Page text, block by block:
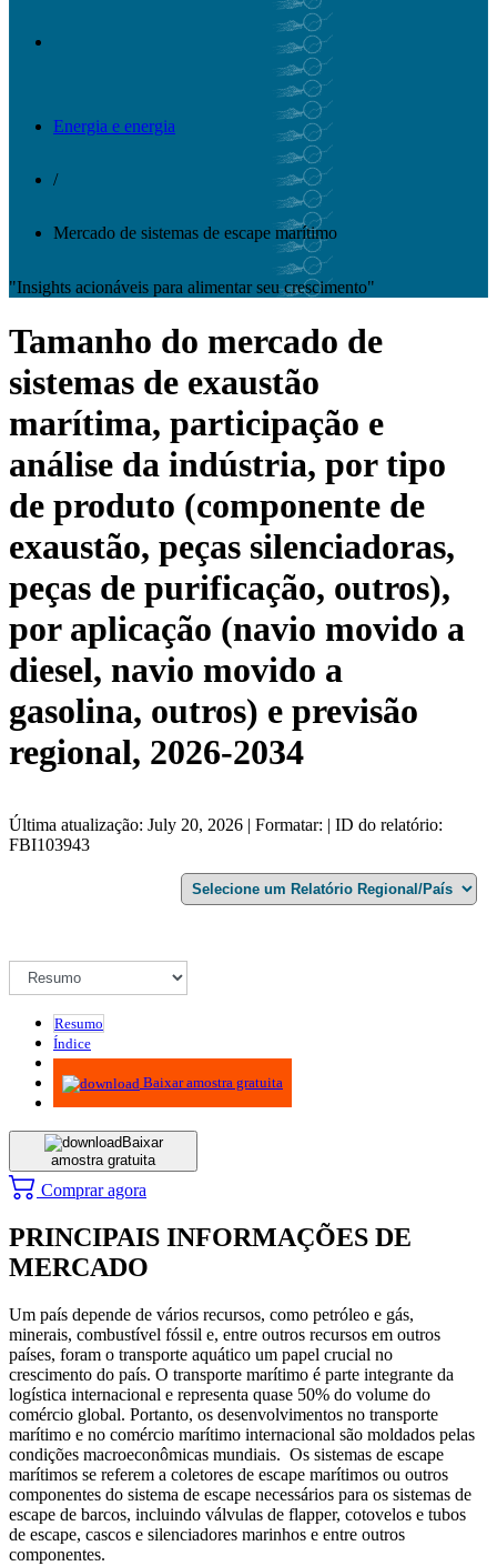
Energia e energia
/
Mercado de sistemas de escape marítimo
"Insights acionáveis ​​para alimentar seu crescimento"
Tamanho do mercado de
sistemas de exaustão
marítima, participação e
análise da indústria, por tipo
de produto (componente de
exaustão, peças silenciadoras,
peças de purificação, outros),
por aplicação (navio movido a
diesel, navio movido a
gasolina, outros) e previsão
regional, 2026-2034
Última atualização: July 20, 2026 | Formatar: | ID do relatório:
FBI103943
Resumo
Índice
Metodologia
Baixar amostra gratuita
Baixar
amostra gratuita
Comprar agora
PRINCIPAIS INFORMAÇÕES DE
MERCADO
Um país depende de vários recursos, como petróleo e gás,
minerais, combustível fóssil e, entre outros recursos em outros
países, foram o transporte aquático um papel crucial no
crescimento do país. O transporte marítimo é parte integrante da
logística internacional e representa quase 50% do volume do
comércio global. Portanto, os desenvolvimentos no transporte
marítimo e no comércio marítimo internacional são moldados pelas
condições macroeconômicas mundiais. Os sistemas de escape
marítimos se referem a coletores de escape marítimos ou outros
componentes do sistema de escape necessários para os sistemas de
escape de barcos, incluindo válvulas de flapper, cotovelos e tubos
de escape, cascos e silenciadores marinhos e entre outros
componentes.